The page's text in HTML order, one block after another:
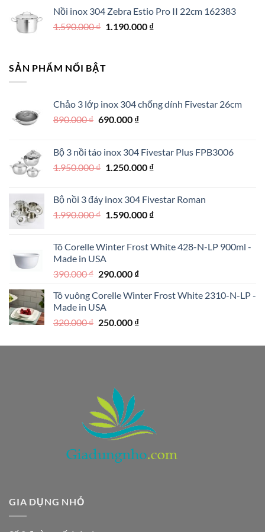
là:
500.000 ₫.
tại
là:
Nồi inox 304 Zebra Estio Pro II 22cm 162383
1.590.000₫ Giá
1.590.000 ₫.
1.190.000 ₫Giá
SẢN PHẨM NỔI BẬT
Chảo 3 lớp inox 304 chống dính Fivestar 26cm
890.000₫ Giá
890.000 ₫.
690.000 ₫Giá
là:
690.000 ₫.
Bộ 3 nồi táo inox 304 Fivestar Plus FPB3006
1.950.000₫ Giá
1.950.000 ₫.
1.250.000 ₫Giá
là:
1.250.000 ₫.
Bộ nồi 3 đáy inox 304 Fivestar Roman
1.990.000₫ Giá
1.990.000 ₫.
1.590.000 ₫Giá
là:
Tô Corelle Winter Frost White 428-N-LP 900ml -
Made in USA
390.000₫ Giá
là:
390.000 ₫.
290.000 ₫Giá
tại
290.000 ₫.
Tô vuông Corelle Winter Frost White 2310-N-LP -
Made in USA
320.000₫ Giá
là:
250.000 ₫Giá
tại
GIA DỤNG NHỎ